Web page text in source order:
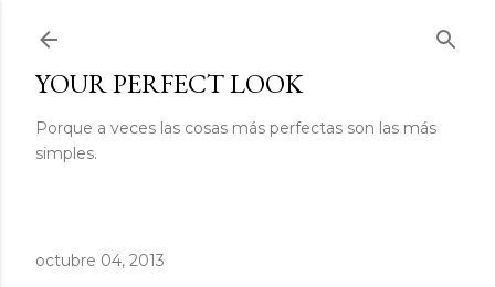
YOUR PERFECT LOOK
Porque a veces las cosas más perfectas son las más
simples.
octubre 04, 2013